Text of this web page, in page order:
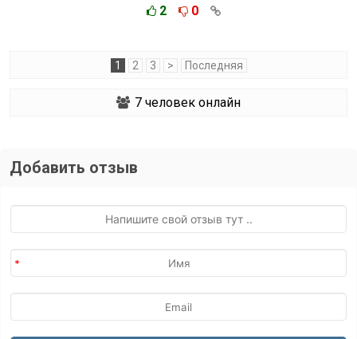
2 0
1 2 3 > Последняя
7 человек онлайн
Добавить отзыв